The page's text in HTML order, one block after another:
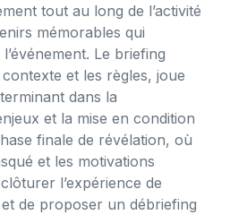
tout au long de l’activité
mémorables qui
Le briefing
et les règles, joue
dans la
et la mise en condition
finale de révélation, où
et les motivations
l’expérience de
de proposer un débriefing